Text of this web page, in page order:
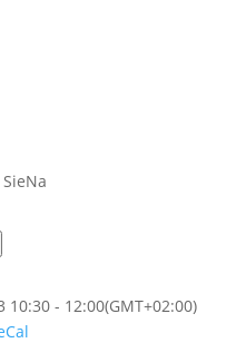
10:30 - 12:00(GMT+02:00)